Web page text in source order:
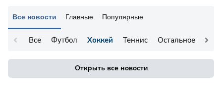
Все новости Главные Популярные
Все Футбол Хоккей Теннис Остальное
Открыть все новости